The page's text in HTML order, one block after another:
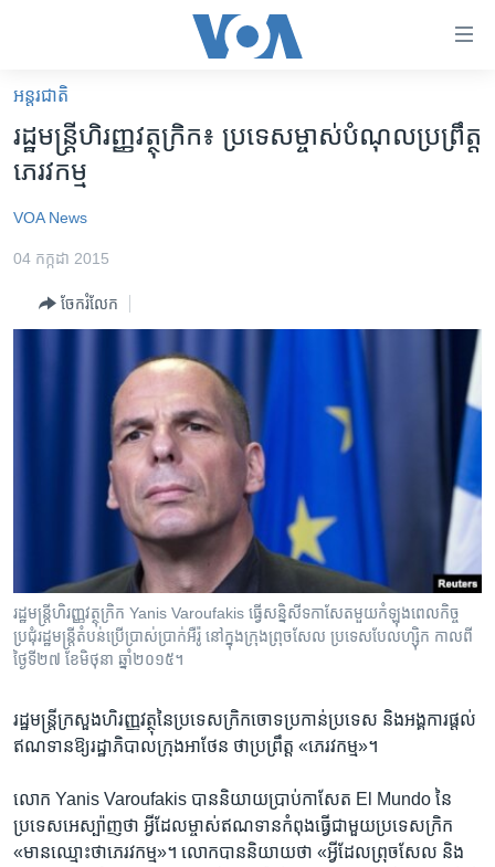
គេហទំព័រ​
ទាក់ទង
រំលង​
និង​
ទំព័រ​
ចូល​
ទៅ​
កាន់​
ស្វែង​
អន្តរជាតិ
ហេឡូវីអូអេ
កម្ពុជាច្នៃប្រតិដ្ឋ
ទូរទស្សន៍ / វីដេអូ​
វិទ្យុ / ផតខាសថ៍
កម្មវិធីទាំងអស់
Khmer English
បណ្តាញ​សង្គម
អន្តរជាតិ
រដ្ឋ​មន្រ្តី​ហិរញ្ញវត្ថុ​ក្រិក៖ ប្រទេស​ម្ចាស់​បំណុល​ប្រព្រឹត្ត​
ភេរវកម្ម
VOA News
04 កក្កដា 2015
ចែករំលែក
រដ្ឋ​មន្រ្តី​ហិរញ្ញវត្ថុ​ក្រិក Yanis Varoufakis ធ្វើ​សន្និសីទ​កាសែត​មួយ​កំឡុង​ពេល​កិច្ច​
ប្រជុំ​រដ្ឋ​មន្រ្តី​តំបន់​ប្រើប្រាស់​ប្រាក់​អឺរ៉ូ​ នៅ​ក្នុង​ក្រុង​ព្រុចសែល ប្រទេស​បែលហ្ស៊ិក កាលពី​
ថ្ងៃទី២៧ ខែមិថុនា ឆ្នាំ២០១៥។
រដ្ឋ​មន្ត្រី​ក្រសួង​ហិរញ្ញវត្ថុ​នៃ​ប្រទេស​ក្រិក​ចោទ​ប្រកាន់ប្រទេស​ និង​អង្គការ​ផ្តល់​
ឥណទាន​ឱ្យ​រដ្ឋាភិបាល​ក្រុង​អាថែន​ ថា​ប្រព្រឹត្ត​ «ភេរវកម្ម»។
លោក Yanis Varoufakis ​បាន​និយាយ​ប្រាប់​កាសែត​ El Mundo ​នៃ​
ប្រទេស​អេស្ប៉ាញ​ថា​ អ្វី​ដែល​ម្ចាស់​ឥណទាន​កំពុង​ធ្វើ​ជាមួយ​ប្រទេសក្រិក
«មាន​ឈ្មោះ​ថា​ភេរវកម្ម»។ លោក​បាន​និយាយ​ថា​ «អ្វី​ដែលព្រុចសែល និង​